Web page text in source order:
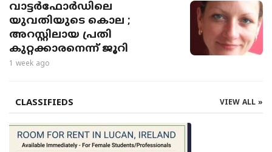
വാട്ടർഫോർഡിലെ
യുവതിയുടെ കൊല ;
അറസ്റ്റിലായ പ്രതി
കുറ്റക്കാരനെന്ന് ജൂറി
1 week ago
CLASSIFIEDS VIEW ALL »